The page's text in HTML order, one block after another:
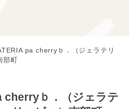
pa cherryｂ．（ジェラテリ
町
cherryｂ．（ジェラテ